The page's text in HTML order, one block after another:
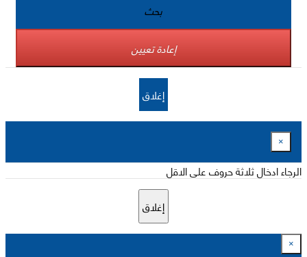
بحث
إعادة تعيين
إغلاق
×
الرجاء ادخال ثلاثة حروف على الاقل
إغلاق
×